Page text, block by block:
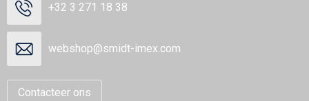
+32 3 271 18 38
webshop@smidt-imex.com
Contacteer ons